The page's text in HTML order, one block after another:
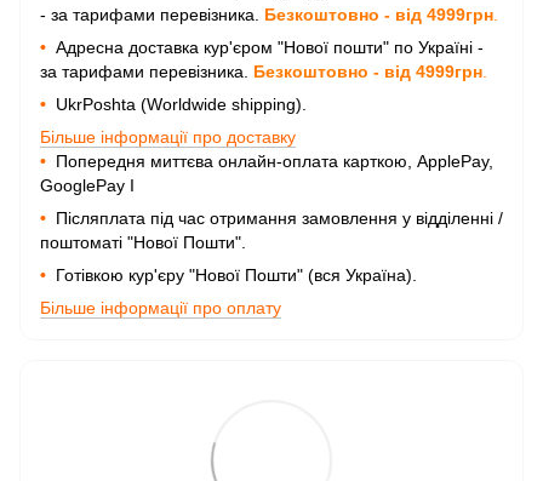
- за тарифами перевізника. Безкоштовно - від 4999грн
• Адресна доставка кур'єром "Нової пошти" по Україні -
за тарифами перевізника. Безкоштовно - від 4999грн
• UkrPoshta (Worldwide shipping).
Більше інформації про доставку
• Попередня миттєва онлайн-оплата карткою, ApplePay,
GooglePay I
• Післяплата під час отримання замовлення у відділенні /
поштоматі "Нової Пошти".
• Готівкою кур'єру "Нової Пошти" (вся Україна).
Більше інформації про оплату